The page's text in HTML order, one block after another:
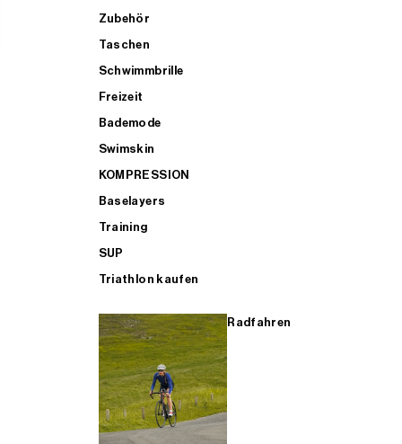
Zubehör
Taschen
Schwimmbrille
Freizeit
Bademode
Swimskin
KOMPRESSION
Baselayers
Training
SUP
Triathlon kaufen
Radfahren